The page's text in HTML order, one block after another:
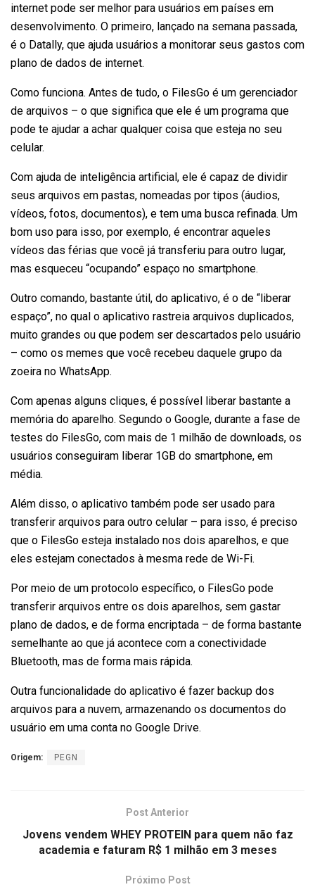
internet pode ser melhor para usuários em países em
desenvolvimento. O primeiro, lançado na semana passada,
é o Datally, que ajuda usuários a monitorar seus gastos com
plano de dados de internet.
Como funciona. Antes de tudo, o FilesGo é um gerenciador
de arquivos – o que significa que ele é um programa que
pode te ajudar a achar qualquer coisa que esteja no seu
celular.
Com ajuda de inteligência artificial, ele é capaz de dividir
seus arquivos em pastas, nomeadas por tipos (áudios,
vídeos, fotos, documentos), e tem uma busca refinada. Um
bom uso para isso, por exemplo, é encontrar aqueles
vídeos das férias que você já transferiu para outro lugar,
mas esqueceu “ocupando” espaço no smartphone.
Outro comando, bastante útil, do aplicativo, é o de “liberar
espaço”, no qual o aplicativo rastreia arquivos duplicados,
muito grandes ou que podem ser descartados pelo usuário
– como os memes que você recebeu daquele grupo da
zoeira no WhatsApp.
Com apenas alguns cliques, é possível liberar bastante a
memória do aparelho. Segundo o Google, durante a fase de
testes do FilesGo, com mais de 1 milhão de downloads, os
usuários conseguiram liberar 1GB do smartphone, em
média.
Além disso, o aplicativo também pode ser usado para
transferir arquivos para outro celular – para isso, é preciso
que o FilesGo esteja instalado nos dois aparelhos, e que
eles estejam conectados à mesma rede de Wi-Fi.
Por meio de um protocolo específico, o FilesGo pode
transferir arquivos entre os dois aparelhos, sem gastar
plano de dados, e de forma encriptada – de forma bastante
semelhante ao que já acontece com a conectividade
Bluetooth, mas de forma mais rápida.
Outra funcionalidade do aplicativo é fazer backup dos
arquivos para a nuvem, armazenando os documentos do
usuário em uma conta no Google Drive.
Origem: PEGN
Post Anterior
Jovens vendem WHEY PROTEIN para quem não faz
academia e faturam R$ 1 milhão em 3 meses
Próximo Post